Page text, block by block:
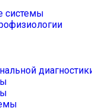
системы